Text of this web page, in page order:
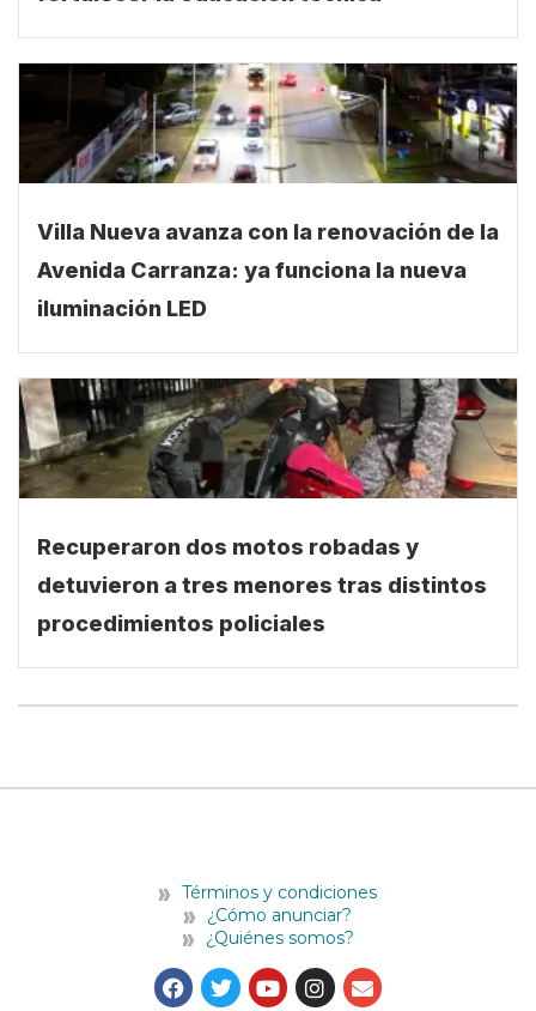
Villa Nueva avanza con la renovación de la
Avenida Carranza: ya funciona la nueva
iluminación LED
Recuperaron dos motos robadas y
detuvieron a tres menores tras distintos
procedimientos policiales
Términos y condiciones
¿Cómo anunciar?
¿Quiénes somos?
a
c
w
i
o
u
n
s
n
v